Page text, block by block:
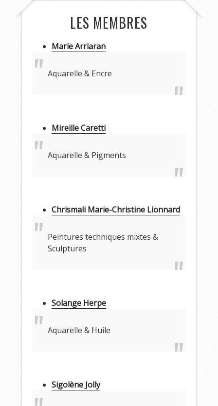
LES MEMBRES
Marie Arriaran
Aquarelle & Encre
Mireille Caretti
Aquarelle & Pigments
Chrismali Marie-Christine Lionnard
Peintures techniques mixtes &
Sculptures
Solange Herpe
Aquarelle & Huile
Sigolène Jolly